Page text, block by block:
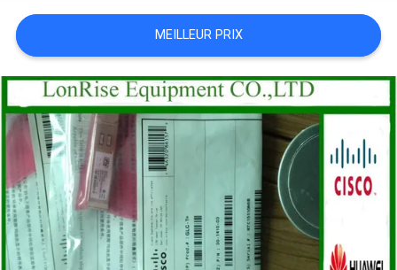
CONTACTER
NOUVELLES
LES
AFFAIRES
SITEMAP
MEILLEUR PRIX